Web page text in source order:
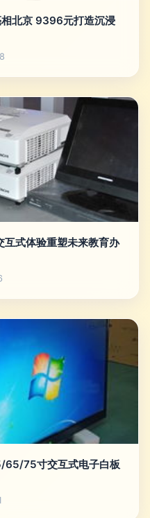
北京 9396元打造沉浸
式体验重塑未来教育办
65/75寸交互式电子白板